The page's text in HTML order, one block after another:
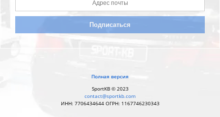
Полная версия
SportKB © 2023
contact@sportkb.com
ИНН: 7706434644 ОГРН: 1167746230343